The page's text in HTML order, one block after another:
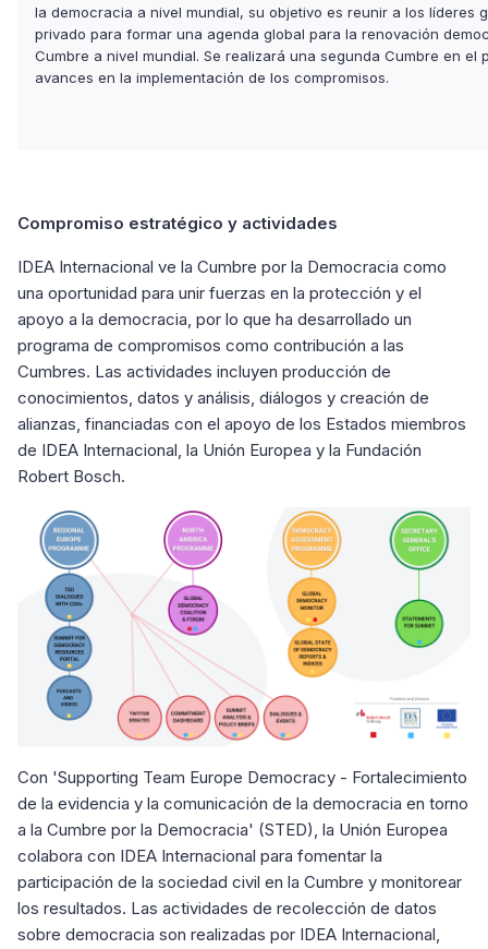
la democracia a nivel mundial, su objetivo es reunir a los líderes
privado para formar una agenda global para la renovación
Cumbre a nivel mundial. Se realizará una segunda Cumbre en
avances en la implementación de los compromisos.
Compromiso estratégico y actividades
IDEA Internacional ve la Cumbre por la Democracia como
una oportunidad para unir fuerzas en la protección y el
apoyo a la democracia, por lo que ha desarrollado un
programa de compromisos como contribución a las
Cumbres. Las actividades incluyen producción de
conocimientos, datos y análisis, diálogos y creación de
alianzas, financiadas con el apoyo de los Estados miembros
de IDEA Internacional, la Unión Europea y la Fundación
Robert Bosch.
Con 'Supporting Team Europe Democracy - Fortalecimiento
de la evidencia y la comunicación de la democracia en torno
a la Cumbre por la Democracia' (STED), la Unión Europea
colabora con IDEA Internacional para fomentar la
participación de la sociedad civil en la Cumbre y monitorear
los resultados. Las actividades de recolección de datos
sobre democracia son realizadas por IDEA Internacional,